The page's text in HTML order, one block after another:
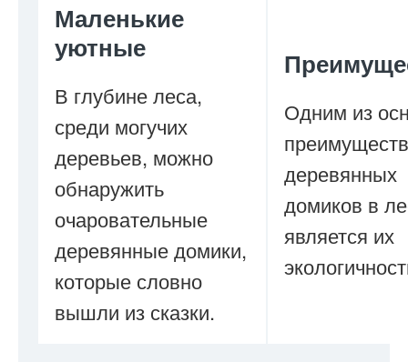
Маленькие
уютные
В глубине леса,
среди могучих
деревьев, можно
обнаружить
очаровательные
деревянные домики,
которые словно
вышли из сказки.
Одним из
преимуществ
деревянных
домиков в
является их